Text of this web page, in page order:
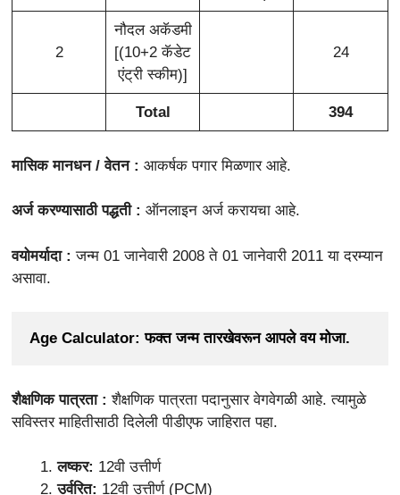
2
नौदल अकॅडमी
[(10+2 कॅडेट
एंट्री स्कीम)]
24
Total 394
मासिक मानधन / वेतन : आकर्षक पगार मिळणार आहे.
अर्ज करण्यासाठी पद्धती : ऑनलाइन अर्ज करायचा आहे.
वयोमर्यादा : जन्म 01 जानेवारी 2008 ते 01 जानेवारी 2011 या दरम्यान
असावा.
Age Calculator: फक्त जन्म तारखेवरून आपले वय मोजा.
शैक्षणिक पात्रता : शैक्षणिक पात्रता पदानुसार वेगवेगळी आहे. त्यामुळे
सविस्तर माहितीसाठी दिलेली पीडीएफ जाहिरात पहा.
लष्कर: 12वी उत्तीर्ण
उर्वरित: 12वी उत्तीर्ण (PCM)